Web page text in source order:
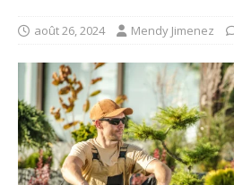
août 26, 2024 Mendy Jimenez